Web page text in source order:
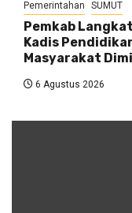
Pemerintahan SUMUT
Pemkab
Kadis
Masyarakat
6 Agustus 2026